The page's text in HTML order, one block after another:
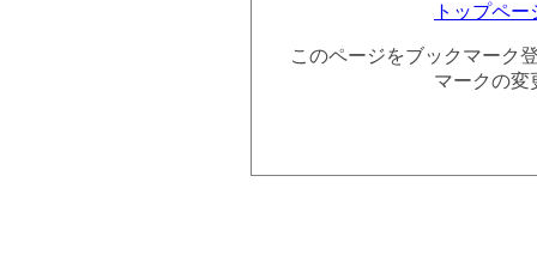
トップペー
このページをブックマーク
マークの変